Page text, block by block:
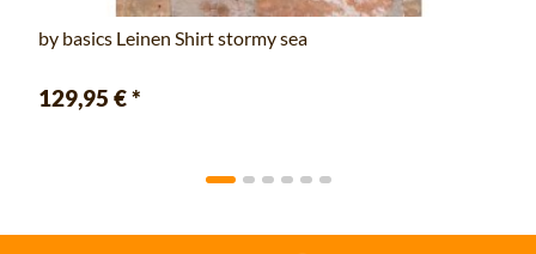
by basics Leinen Shirt stormy sea
129,95 €*